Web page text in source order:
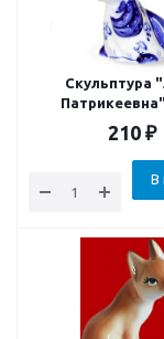
Скульптура
210 ₽
В